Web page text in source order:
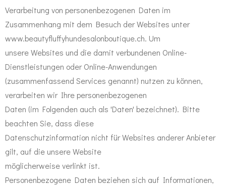
Verarbeitung von personenbezogenen Daten im
Zusammenhang mit dem Besuch der Websites unter
www.beautyfluffyhundesalonboutique.ch. Um
unsere Websites und die damit verbundenen Online-
Dienstleistungen oder Online-Anwendungen
(zusammenfassend Services genannt) nutzen zu können,
verarbeiten wir Ihre personenbezogenen
Daten (im Folgenden auch als 'Daten' bezeichnet). Bitte
beachten Sie, dass diese
Datenschutzinformation nicht für Websites anderer Anbieter
gilt, auf die unsere Website
möglicherweise verlinkt ist.
Personenbezogene Daten beziehen sich auf Informationen,